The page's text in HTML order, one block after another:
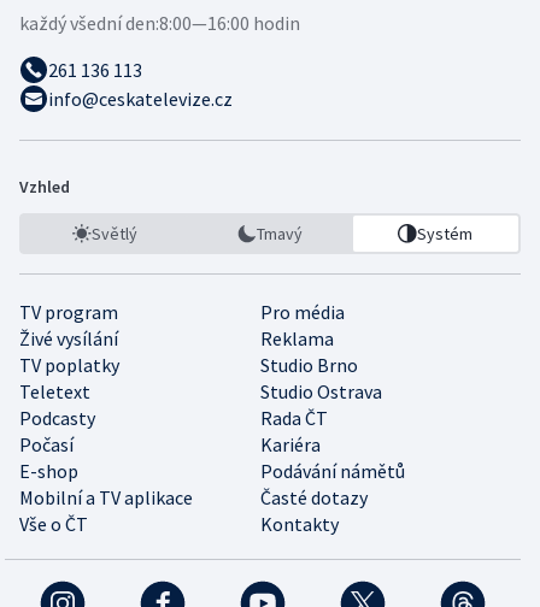
každý všední den:8:00—16:00 hodin
261 136 113
info@ceskatelevize.cz
Vzhled
Světlý Tmavý Systém
TV program
Pro média
Živé vysílání
Reklama
TV poplatky
Studio Brno
Teletext
Studio Ostrava
Podcasty
Rada ČT
Počasí
Kariéra
E-shop
Podávání námětů
Mobilní a TV aplikace
Časté dotazy
Vše o ČT
Kontakty